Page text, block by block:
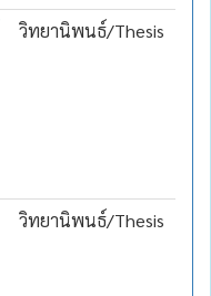
วิทยานิพนธ์/Thesis
วิทยานิพนธ์/Thesis